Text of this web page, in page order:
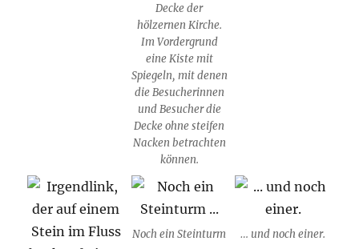
Decke der
hölzernen Kirche.
Im Vordergrund
eine Kiste mit
Spiegeln, mit denen
die Besucherinnen
und Besucher die
Decke ohne steifen
Nacken betrachten
können.
Noch ein Steinturm
… und noch einer.